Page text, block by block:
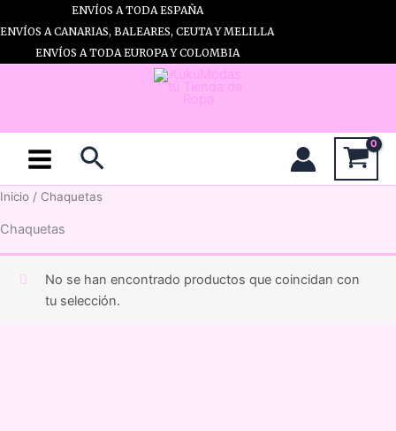
al
contenido
Buscar
Inicio / Chaquetas
Chaquetas
No se han encontrado productos que coincidan con
tu selección.
ENVÍOS A TODA ESPAÑA
ENVÍOS A CANARIAS, BALEARES, CEUTA Y MELILLA
ENVÍOS A TODA EUROPA Y COLOMBIA